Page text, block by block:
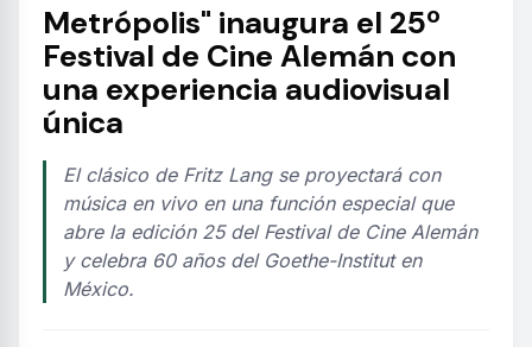
Metrópolis" inaugura el 25º
Festival de Cine Alemán con
una experiencia audiovisual
única
El clásico de Fritz Lang se proyectará con
música en vivo en una función especial que
abre la edición 25 del Festival de Cine Alemán
y celebra 60 años del Goethe-Institut en
México.